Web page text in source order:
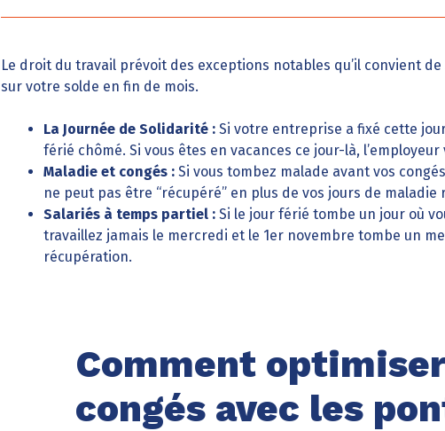
Le droit du travail prévoit des exceptions notables qu’il convient
sur votre solde en fin de mois.
La Journée de Solidarité : Si votre entreprise a fixé cette
férié chômé. Si vous êtes en vacances ce jour-là,
Maladie et congés : Si vous tombez malade avant vos
ne peut pas être “récupéré” en plus de vos jours de maladie
Salariés à temps partiel : Si le jour férié tombe un jour où
travaillez jamais le mercredi et le 1er novembre tombe un
récupération.
Comment
congés avec les